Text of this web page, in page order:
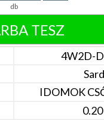
db
4W2D-
IDOMOK